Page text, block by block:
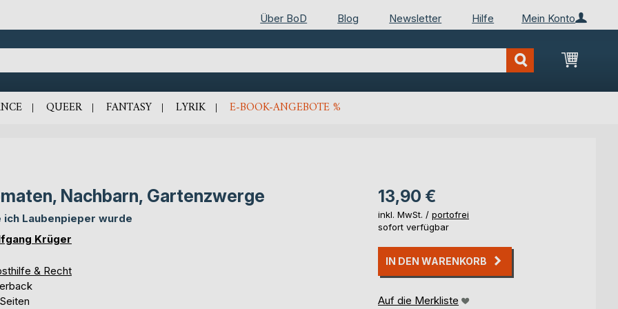
Mein Konto
Über BoD Blog Newsletter Hilfe
Mein
QUEER FANTASY LYRIK E-BOOK-ANGEBOTE %
Nachbarn, Gartenzwerge
ich Laubenpieper wurde
Krüger
& Recht
13,90 €
inkl. MwSt. / portofrei
sofort verfügbar
IN DEN WARENKORB
Auf die Merkliste